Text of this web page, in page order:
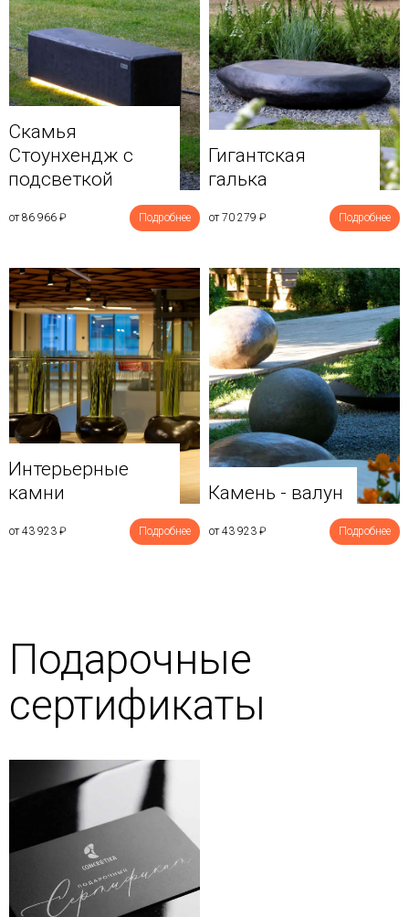
Скамья
Стоунхендж с
подсветкой
от 86 966 ₽ Подробнее
Гигантская
галька
от 70 279 ₽ Подробнее
Интерьерные
камни
от 43 923 ₽ Подробнее
Камень - валун
от 43 923 ₽ Подробнее
Подарочные
сертификаты